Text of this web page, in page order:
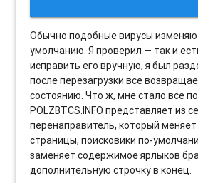
Обычно подобные вирусы
умолчанию. Я проверил — так и
исправить его вручную, я был
после перезагрузки все
состоянию. Что ж, мне стало все
POLZBTCS.INFO представляет из
перенаправитель, который
страницы, поисковики по-
заменяет содержимое ярлыков
дополнительную строчку в конец.